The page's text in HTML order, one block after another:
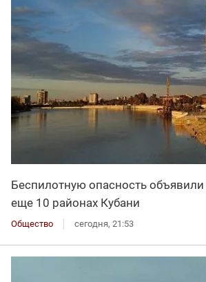
Беспилотную опасность
еще 10 районах Кубани
Общество сегодня, 21:53